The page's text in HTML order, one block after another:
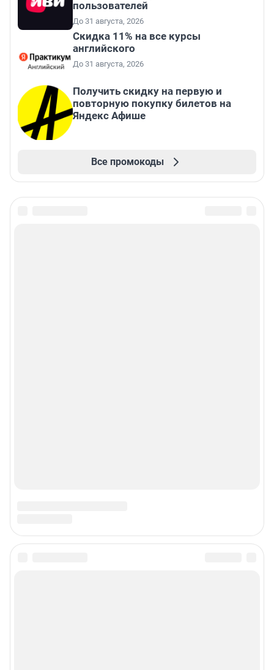
пользователей
До 31 августа, 2026
Скидка 11% на все курсы
английского
До 31 августа, 2026
Получить скидку на первую и
повторную покупку билетов на
Яндекс Афише
Все промокоды